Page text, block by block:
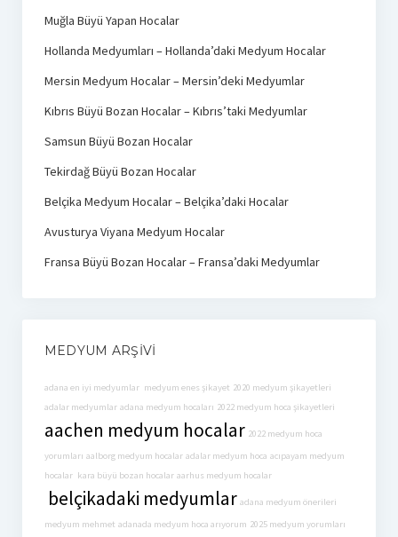
Muğla Büyü Yapan Hocalar
Hollanda Medyumları – Hollanda’daki Medyum Hocalar
Mersin Medyum Hocalar – Mersin’deki Medyumlar
Kıbrıs Büyü Bozan Hocalar – Kıbrıs’taki Medyumlar
Samsun Büyü Bozan Hocalar
Tekirdağ Büyü Bozan Hocalar
Belçika Medyum Hocalar – Belçika’daki Hocalar
Avusturya Viyana Medyum Hocalar
Fransa Büyü Bozan Hocalar – Fransa’daki Medyumlar
MEDYUM ARŞIVI
adana en iyi medyumlar medyum enes şikayet 2020 medyum şikayetleri
adalar medyumlar adana medyum hocaları 2022 medyum hoca şikayetleri
aachen medyum hocalar 2022 medyum hoca
yorumları aalborg medyum hocalar adalar medyum hoca acıpayam medyum
hocalar kara büyü bozan hocalar aarhus medyum hocalar
belçikadaki medyumlar adana medyum önerileri
medyum mehmet adanada medyum hoca arıyorum 2025 medyum yorumları